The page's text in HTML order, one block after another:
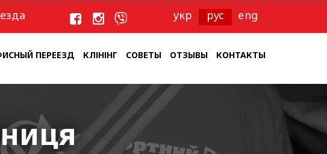
укp рус eng
ПЕРЕЕЗД КЛІНІНГ СОВЕТЫ ОТЗЫВЫ КОНТАКТЫ